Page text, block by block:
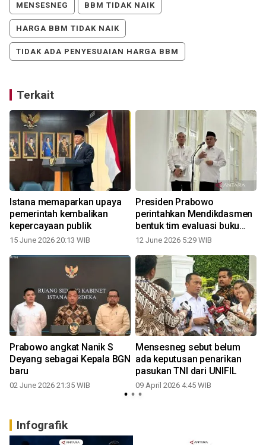
MENSESNEG BBM TIDAK NAIK
HARGA BBM TIDAK NAIK
TIDAK ADA PENYESUAIAN HARGA BBM
Terkait
Istana memaparkan upaya
pemerintah kembalikan
kepercayaan publik
15 June 2026 20:13 WIB
Presiden Prabowo
perintahkan Mendikdasmen
bentuk tim evaluasi buku
ajar sekolah
12 June 2026 5:29 WIB
Prabowo angkat Nanik S
Deyang sebagai Kepala BGN
baru
02 June 2026 21:35 WIB
Mensesneg sebut belum
ada keputusan penarikan
pasukan TNI dari UNIFIL
09 April 2026 4:45 WIB
Infografik